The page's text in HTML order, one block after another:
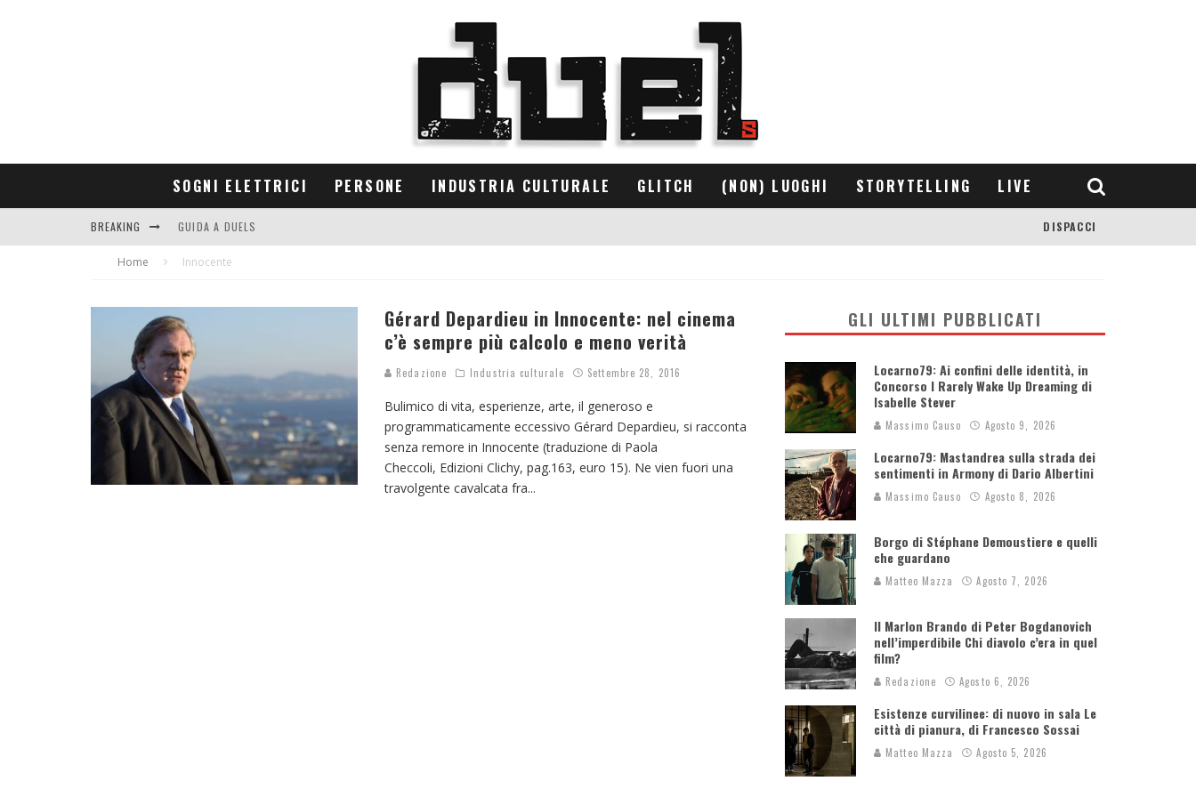
SOGNI ELETTRICI PERSONE INDUSTRIA CULTURALE GLITCH (NON) LUOGHI STORYTELLING LIVE
BREAKING GUIDA A DUELS
CONTRIBUTORS
DISPACCI
Home Innocente
Gérard Depardieu in Innocente: nel cinema
c’è sempre più calcolo e meno verità
Redazione Industria culturale Settembre 28, 2016
Bulimico di vita, esperienze, arte, il generoso e
programmaticamente eccessivo Gérard Depardieu, si racconta
senza remore in Innocente (traduzione di Paola
Checcoli, Edizioni Clichy, pag.163, euro 15). Ne vien fuori una
travolgente cavalcata fra...
GLI ULTIMI PUBBLICATI
Locarno79: Ai confini delle identità, in
Concorso I Rarely Wake Up Dreaming di
Isabelle Stever
Massimo Causo Agosto 9, 2026
Locarno79: Mastandrea sulla strada dei
sentimenti in Armony di Dario Albertini
Massimo Causo Agosto 8, 2026
Borgo di Stéphane Demoustiere e quelli
che guardano
Matteo Mazza Agosto 7, 2026
Il Marlon Brando di Peter Bogdanovich
nell’imperdibile Chi diavolo c’era in quel
film?
Redazione Agosto 6, 2026
Esistenze curvilinee: di nuovo in sala Le
città di pianura, di Francesco Sossai
Matteo Mazza Agosto 5, 2026